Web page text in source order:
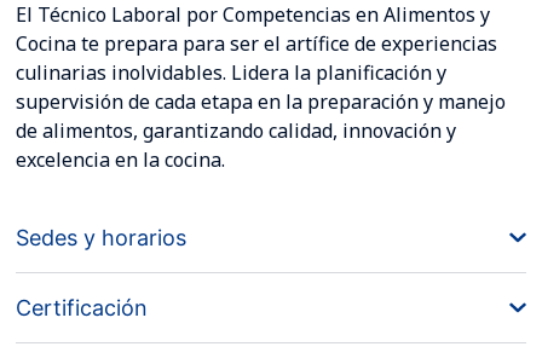
El Técnico Laboral por Competencias en Alimentos y
Cocina te prepara para ser el artífice de experiencias
culinarias inolvidables. Lidera la planificación y
supervisión de cada etapa en la preparación y manejo
de alimentos, garantizando calidad, innovación y
excelencia en la cocina.
Sedes y horarios
Certificación